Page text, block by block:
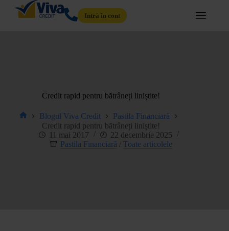
Intră în cont
Credit rapid pentru bătrâneți liniștite!
Blogul Viva Credit
Pastila Financiară
Credit rapid pentru bătrâneți liniștite!
11 mai 2017
22 decembrie 2025
Pastila Financiară / Toate articolele